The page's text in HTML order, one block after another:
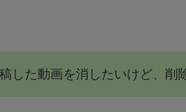
した動画を消したいけど、削